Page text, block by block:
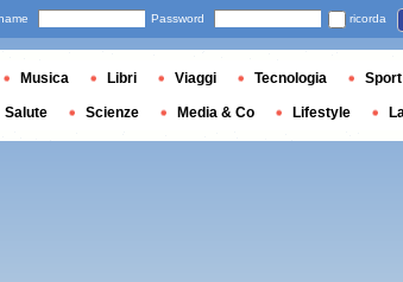
Password ricorda
Musica Libri Viaggi Tecnologia Sport
Salute Scienze Media & Co Lifestyle